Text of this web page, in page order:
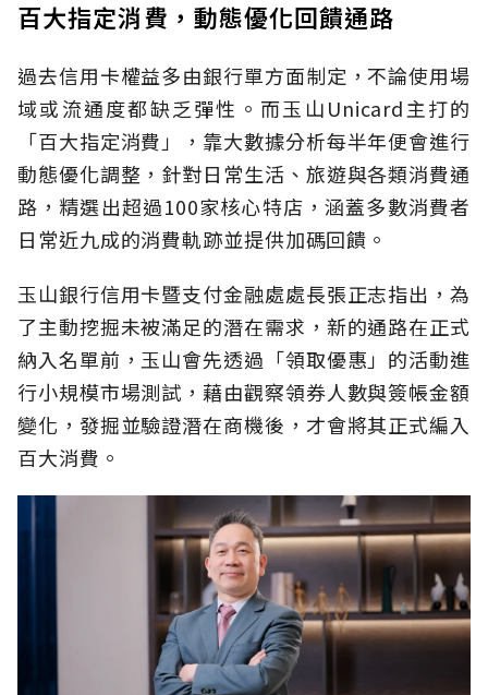
百大指定消費，動態優化回饋通路
過去信用卡權益多由銀行單方面制定，不論使用場
域或流通度都缺乏彈性。而玉山Unicard主打的
「百大指定消費」，靠大數據分析每半年便會進行
動態優化調整，針對日常生活、旅遊與各類消費通
路，精選出超過100家核心特店，涵蓋多數消費者
日常近九成的消費軌跡並提供加碼回饋。
玉山銀行信用卡暨支付金融處處長張正志指出，為
了主動挖掘未被滿足的潛在需求，新的通路在正式
納入名單前，玉山會先透過「領取優惠」的活動進
行小規模市場測試，藉由觀察領券人數與簽帳金額
變化，發掘並驗證潛在商機後，才會將其正式編入
百大消費。